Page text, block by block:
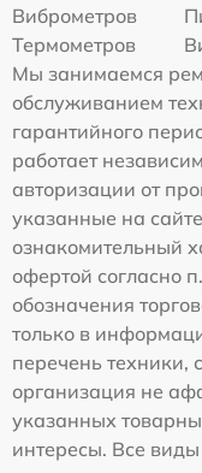
Виброметров
Термометров
Мы занимаемся
обслуживанием
гарантийного
работает
авторизации от
указанные на
ознакомительный
офертой согласно
обозначения
только в
перечень техники,
организация не
указанных
интересы. Все